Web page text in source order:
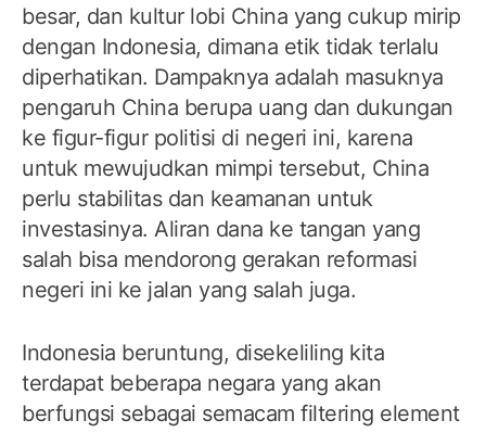
besar, dan kultur lobi China yang cukup mirip
dengan Indonesia, dimana etik tidak terlalu
diperhatikan. Dampaknya adalah masuknya
pengaruh China berupa uang dan dukungan
ke figur-figur politisi di negeri ini, karena
untuk mewujudkan mimpi tersebut, China
perlu stabilitas dan keamanan untuk
investasinya. Aliran dana ke tangan yang
salah bisa mendorong gerakan reformasi
negeri ini ke jalan yang salah juga.
Indonesia beruntung, disekeliling kita
terdapat beberapa negara yang akan
berfungsi sebagai semacam filtering element